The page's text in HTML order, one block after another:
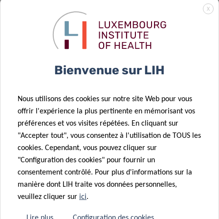
l’enquête sur
le cancer du
sein de Colive
dévoilés
et de la
pollution de la
la santé
23 Déc 2024
dans la lutte
contre le
cancer
Think Pink
Luxembourg
décerne une
recherche sur
le cancer
07 Nov 2024
Le groupe
Cytosquelette
et
Progression
du Cancer
s’associe à la
07 Nov 2024
Nos
doctorants
présentent
lors du
X
Bienvenue sur LIH
Nous utilisons des cookies sur notre site Web pour vous
offrir l'expérience la plus pertinente en mémorisant vos
préférences et vos visites répétées. En cliquant sur
"Accepter tout", vous consentez à l'utilisation de TOUS les
cookies. Cependant, vous pouvez cliquer sur
"Configuration des cookies" pour fournir un
consentement contrôlé. Pour plus d'informations sur la
manière dont LIH traite vos données personnelles,
veuillez cliquer sur ici.